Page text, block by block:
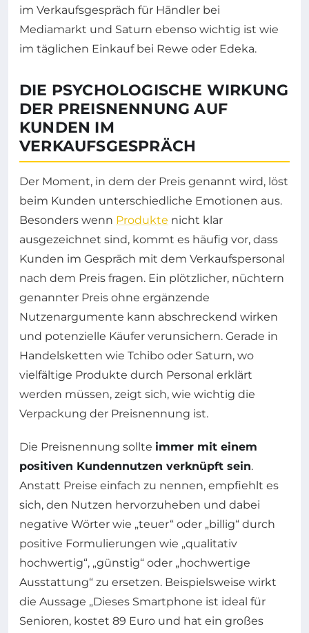
im Verkaufsgespräch für Händler bei
Mediamarkt und Saturn ebenso wichtig ist wie
im täglichen Einkauf bei Rewe oder Edeka.
DIE PSYCHOLOGISCHE WIRKUNG
DER PREISNENNUNG AUF
KUNDEN IM
VERKAUFSGESPRÄCH
Der Moment, in dem der Preis genannt wird, löst
beim Kunden unterschiedliche Emotionen aus.
Besonders wenn Produkte nicht klar
ausgezeichnet sind, kommt es häufig vor, dass
Kunden im Gespräch mit dem Verkaufspersonal
nach dem Preis fragen. Ein plötzlicher, nüchtern
genannter Preis ohne ergänzende
Nutzenargumente kann abschreckend wirken
und potenzielle Käufer verunsichern. Gerade in
Handelsketten wie Tchibo oder Saturn, wo
vielfältige Produkte durch Personal erklärt
werden müssen, zeigt sich, wie wichtig die
Verpackung der Preisnennung ist.
Die Preisnennung sollte immer mit einem
positiven Kundennutzen verknüpft sein.
Anstatt Preise einfach zu nennen, empfiehlt es
sich, den Nutzen hervorzuheben und dabei
negative Wörter wie „teuer“ oder „billig“ durch
positive Formulierungen wie „qualitativ
hochwertig“, „günstig“ oder „hochwertige
Ausstattung“ zu ersetzen. Beispielsweise wirkt
die Aussage „Dieses Smartphone ist ideal für
Senioren, kostet 89 Euro und hat ein großes